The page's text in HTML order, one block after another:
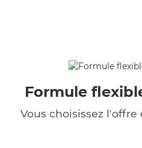
Formule
Vous choisissez